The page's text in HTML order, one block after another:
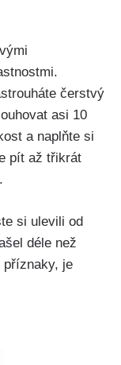
čerstvý
asi 10
a ⁣naplňte si
pít až třikrát⁢
si ulevili​ od
déle než
příznaky,​ je